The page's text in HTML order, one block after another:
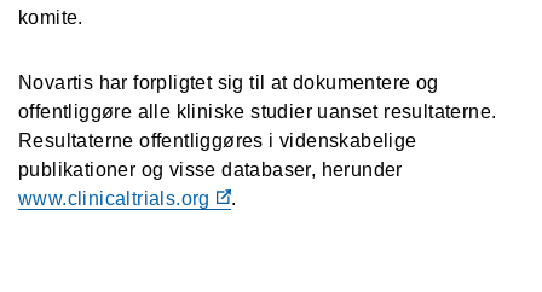
komite.
Novartis har forpligtet sig til at dokumentere og
offentliggøre alle kliniske studier uanset resultaterne.
Resultaterne offentliggøres i videnskabelige
publikationer og visse databaser, herunder
www.clinicaltrials.org
.